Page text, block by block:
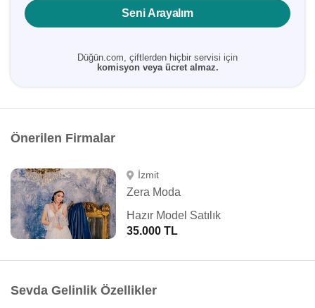
Seni Arayalım
Düğün.com, çiftlerden hiçbir servisi için
komisyon veya ücret almaz.
Önerilen Firmalar
İzmit
Zera Moda
Hazır Model Satılık
35.000 TL
Sevda Gelinlik Özellikler